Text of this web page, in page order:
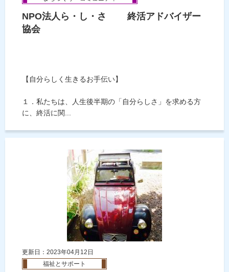
NPO法人ら・し・さ 終活アドバイザー
協会
【自分らしく生きるお手伝い】
１．私たちは、人生後半期の「自分らしさ」を求める方
に、終活に関...
更新日：2023年04月12日
福祉とサポート